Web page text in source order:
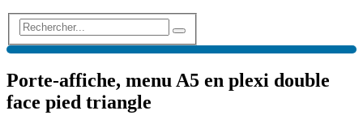
Porte-affiche, menu A5 en plexi double
face pied triangle